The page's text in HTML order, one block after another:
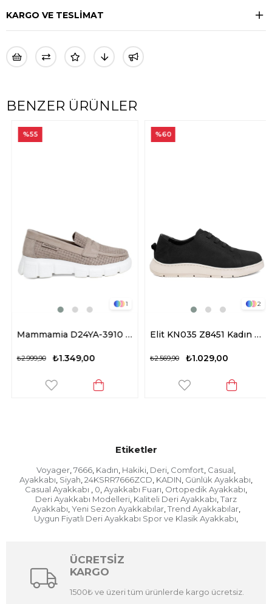
KARGO VE TESLİMAT
BENZER ÜRÜNLER
1
Mammamia D24YA-3910 Kadın Deri Casual Ayakkabı Gri
₺1.349,00
₺2.999,90
%55
2
Elit KN035 Z8451 Kadın Hakiki Deri Casual Ayakkabı Siyah
₺1.029,00
₺2.569,90
%60
Etiketler
Voyager 7666 Kadın Hakiki Deri Comfort Casual
Ayakkabı Siyah 24KSRR7666ZCD KADIN Günlük Ayakkabı
Casual Ayakkabı 0 Ayakkabı Fuarı Ortopedik Ayakkabı
Deri Ayakkabı Modelleri Kaliteli Deri Ayakkabı Tarz
Ayakkabı Yeni Sezon Ayakkabılar Trend Ayakkabılar
Uygun Fiyatlı Deri Ayakkabı Spor ve Klasik Ayakkabı
ÜCRETSİZ
KARGO
1500₺ ve üzeri tüm ürünlerde kargo ücretsiz.